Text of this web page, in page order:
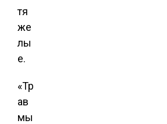
тя
же
лы
е.
«Тр
ав
мы